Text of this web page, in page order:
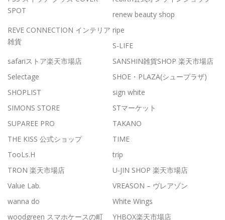
SPOT
renew beauty shop
REVE CONNECTION インテリア
雑貨
ripe
S-LIFE
safariストア楽天市場店
SANSHIN雑貨SHOP 楽天市場店
Selectage
SHOE・PLAZA(シュープラザ)
SHOPLIST
sign white
SIMONS STORE
STマーケット
SUPAREE PRO
TAKANO
THE KISS 公式ショップ
TIME
TooLs.H
trip
TRON 楽天市場店
U-JIN SHOP 楽天市場店
Value Lab.
VREASON – ヴレアゾン
wanna do
White Wings
woodgreen スマホケースの町
YHBOX楽天市場店